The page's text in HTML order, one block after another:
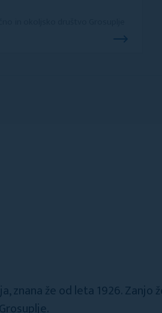
znana že od leta 1926. Zanjo